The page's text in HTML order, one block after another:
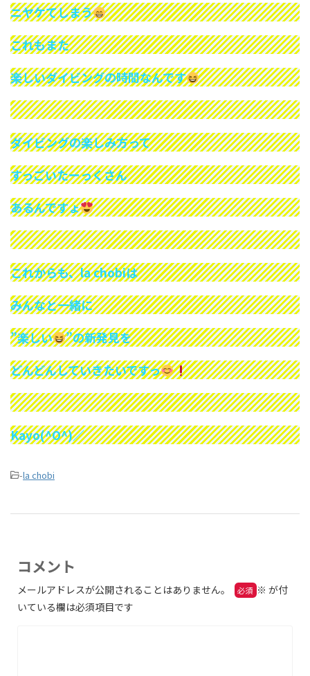
ニヤケてしまう
これもまた
楽しいダイビングの時間なんです
ダイビングの楽しみ方って
すっごいたーっくさん
あるんですょ
これからも、la chobiは
みんなと一緒に
”楽しい
”の新発見を
どんどんしていきたいですっ
Kayo(^O^)／
-la chobi
コメント
メールアドレスが公開されることはありません。 ※ が付
いている欄は必須項目です